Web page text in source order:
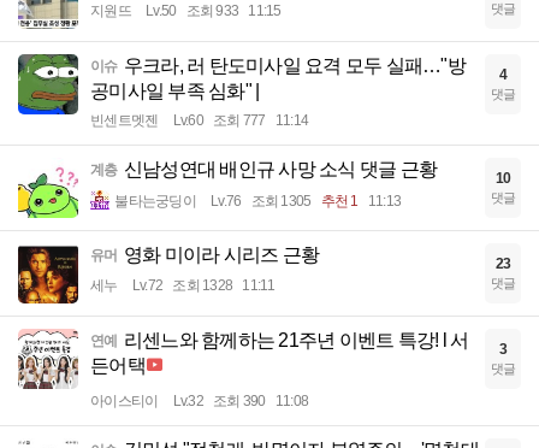
지원뜨 Lv.50 조회 933 11:15 댓글
이슈 우크라, 러 탄도미사일 요격 모두 실패…"방
공미사일 부족 심화" |
빈센트멧젠 Lv.60 조회 777 11:14
4
댓글
계층 신남성연대 배인규 사망 소식 댓글 근황
불타는궁딩이 Lv.76 조회 1305 추천 1 11:13
10
댓글
유머 영화 미이라 시리즈 근황
세누 Lv.72 조회 1328 11:11
23
댓글
연예
리센느와 함께하는 21주년 이벤트 특강! l 서
든어택
아이스티이 Lv.32 조회 390 11:08
3
댓글